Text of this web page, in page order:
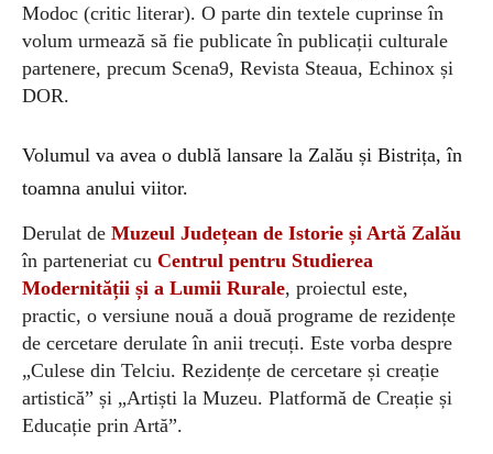
Modoc (critic literar). O parte din textele cuprinse în
volum urmează să fie publicate în publicații culturale
partenere, precum Scena9, Revista Steaua, Echinox și
DOR.
Volumul va avea o dublă lansare la Zalău și Bistrița, în
toamna anului viitor.
Derulat de Muzeul Județean de Istorie și Artă Zalău
în parteneriat cu Centrul pentru Studierea
Modernității și a Lumii Rurale, proiectul este,
practic, o versiune nouă a două programe de rezidențe
de cercetare derulate în anii trecuți. Este vorba despre
„Culese din Telciu. Rezidențe de cercetare și creație
artistică” și „Artiști la Muzeu. Platformă de Creație și
Educație prin Artă”.